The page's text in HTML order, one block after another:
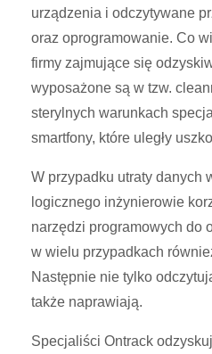
urządzenia i odczytywane
oraz oprogramowanie. Co
firmy zajmujące się
wyposażone są w tzw.
sterylnych warunkach
smartfony, które uległy
W przypadku utraty danych
logicznego inżynierowie
narzędzi programowych do
w wielu przypadkach
Następnie nie tylko
także naprawiają.
Specjaliści Ontrack